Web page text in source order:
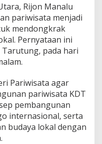
Rijon Manalu
pariwisata menjadi
mendongkrak
Pernyataan ini
pada hari
Pariwisata agar
pariwisata KDT
pembangunan
internasional, serta
budaya lokal dengan